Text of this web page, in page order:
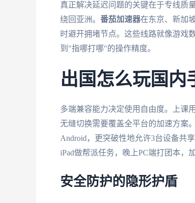
真正解决延迟问题的关键在于专线质
绕回亚洲。 番茄加速器在东京、新加
时避开拥堵节点。这些线路就像游戏
到"指哪打哪"的操作精度。
出国怎么玩国内
多端兼容能力决定使用自由度。上课
无缝切换需要覆盖全平台的加速方案。
Android，更突破性地允许3台设备共
iPad做帮派任务，晚上PC端打团本，
安全防护的隐形护盾